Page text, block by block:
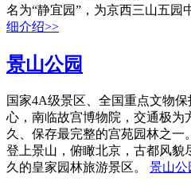
名为“静宜园”，为京西三山五园
细介绍>>
景山公园
国家4A级景区、全国重点文物
心，南临故宫博物院，交通极为
久、保存最完整的宫苑园林之一
登上景山，俯瞰北京，古都风貌
久的皇家园林旅游景区。 景山公